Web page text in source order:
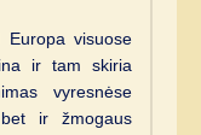
visuose
ir tam skiria
vyresnėse
ir žmogaus